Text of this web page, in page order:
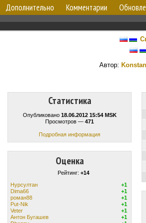
Дополнительно Комментарии
Автор:
Статистика
Опубликовано 18.06.2012 15:54 MSK
Просмотров — 471
Подробная информация
Оценка
Рейтинг: +14
Нурсултан
+1
Dima66
+1
роман88
+1
Put-Nik
+1
Veter
+1
Антон Бугашев
+1